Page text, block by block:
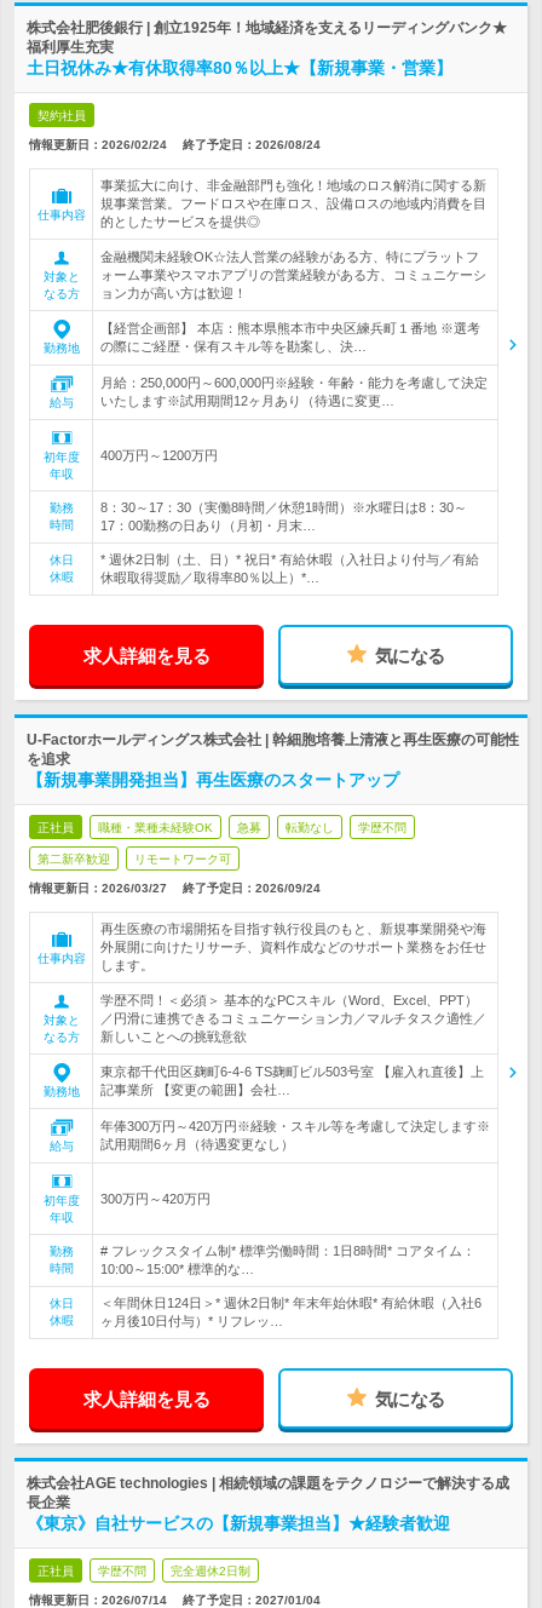
株式会社肥後銀行 | 創立1925年！地域経済を支えるリーディングバンク★
福利厚生充実
土日祝休み★有休取得率80％以上★【新規事業・営業】
契約社員
情報更新日：2026/02/24 終了予定日： 2026/08/24
仕事内容
事業拡大に向け、非金融部門も強化！地域のロス解消に関する新
規事業営業。フードロスや在庫ロス、設備ロスの地域内消費を目
的としたサービスを提供◎
対象と
なる方
金融機関未経験OK☆法人営業の経験がある方、特にプラットフ
ォーム事業やスマホアプリの営業経験がある方、コミュニケーシ
ョン力が高い方は歓迎！
勤務地
【経営企画部】 本店：熊本県熊本市中央区練兵町１番地 ※選考
の際にご経歴・保有スキル等を勘案し、決…
給与
月給：250,000円～600,000円※経験・年齢・能力を考慮して決定
いたします※試用期間12ヶ月あり（待遇に変更…
初年度
年収
400万円～1200万円
勤務
時間
8：30～17：30（実働8時間／休憩1時間）※水曜日は8：30～
17：00勤務の日あり（月初・月末…
休日
休暇
* 週休2日制（土、日）* 祝日* 有給休暇（入社日より付与／有給
休暇取得奨励／取得率80％以上）*…
求人詳細を見る 気になる
U-Factorホールディングス株式会社 | 幹細胞培養上清液と再生医療の可能性
を追求
【新規事業開発担当】再生医療のスタートアップ
正社員 職種・業種未経験OK 急募 転勤なし 学歴不問
第二新卒歓迎 リモートワーク可
情報更新日：2026/03/27 終了予定日： 2026/09/24
仕事内容
再生医療の市場開拓を目指す執行役員のもと、新規事業開発や海
外展開に向けたリサーチ、資料作成などのサポート業務をお任せ
します。
対象と
なる方
学歴不問！＜必須＞ 基本的なPCスキル（Word、Excel、PPT）
／円滑に連携できるコミュニケーション力／マルチタスク適性／
新しいことへの挑戦意欲
勤務地
東京都千代田区麹町6-4-6 TS麹町ビル503号室 【雇入れ直後】上
記事業所 【変更の範囲】会社…
給与
年俸300万円～420万円※経験・スキル等を考慮して決定します※
試用期間6ヶ月（待遇変更なし）
初年度
年収
300万円～420万円
勤務
時間
# フレックスタイム制* 標準労働時間：1日8時間* コアタイム：
10:00～15:00* 標準的な…
休日
休暇
＜年間休日124日＞* 週休2日制* 年末年始休暇* 有給休暇（入社6
ヶ月後10日付与）* リフレッ…
求人詳細を見る 気になる
株式会社AGE technologies | 相続領域の課題をテクノロジーで解決する成
長企業
《東京》自社サービスの【新規事業担当】★経験者歓迎
正社員 学歴不問 完全週休2日制
情報更新日：2026/07/14 終了予定日： 2027/01/04